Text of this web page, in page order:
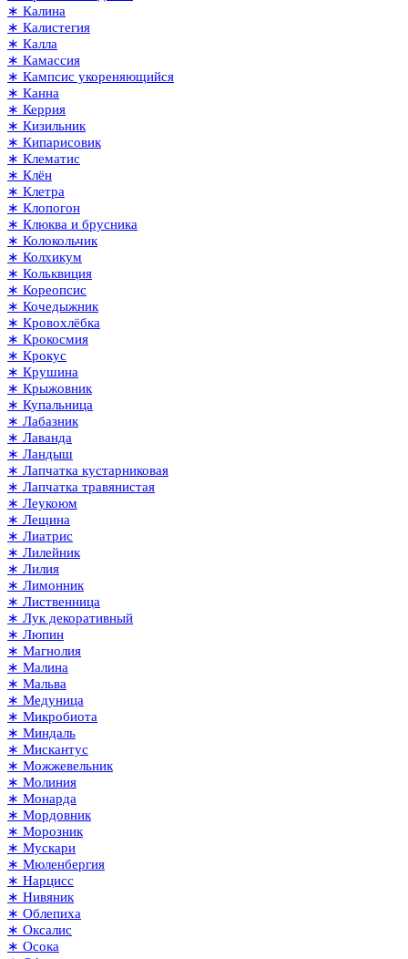
∗ Калина
∗ Калистегия
∗ Калла
∗ Камассия
∗ Кампсис укореняющийся
∗ Канна
∗ Керрия
∗ Кизильник
∗ Кипарисовик
∗ Клематис
∗ Клён
∗ Клетра
∗ Клопогон
∗ Клюква и брусника
∗ Колокольчик
∗ Колхикум
∗ Кольквиция
∗ Кореопсис
∗ Кочедыжник
∗ Кровохлёбка
∗ Крокосмия
∗ Крокус
∗ Крушина
∗ Крыжовник
∗ Купальница
∗ Лабазник
∗ Лаванда
∗ Ландыш
∗ Лапчатка кустарниковая
∗ Лапчатка травянистая
∗ Леукоюм
∗ Лещина
∗ Лиатрис
∗ Лилейник
∗ Лилия
∗ Лимонник
∗ Лиственница
∗ Лук декоративный
∗ Люпин
∗ Магнолия
∗ Малина
∗ Мальва
∗ Медуница
∗ Микробиота
∗ Миндаль
∗ Мискантус
∗ Можжевельник
∗ Молиния
∗ Монарда
∗ Мордовник
∗ Морозник
∗ Мускари
∗ Мюленбергия
∗ Нарцисс
∗ Нивяник
∗ Облепиха
∗ Оксалис
∗ Осока